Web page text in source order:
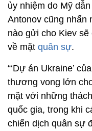
ủy nhiệm do Mỹ
Antonov cũng nhấn
nào gửi cho Kiev
về mặt quân sự.
“‘Dự án Ukraine’
thương vong lớn
mặt với những
quốc gia, trong khi
chiến dịch quân sự